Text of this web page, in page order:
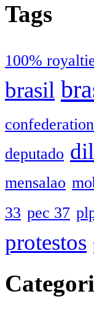
Tags
100%
brasil
deputado
mensalao
33 pec 37
protestos